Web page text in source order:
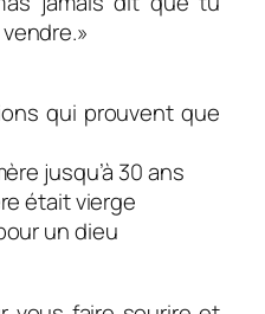
qui prouvent que
jusqu’à 30 ans
était vierge
un dieu